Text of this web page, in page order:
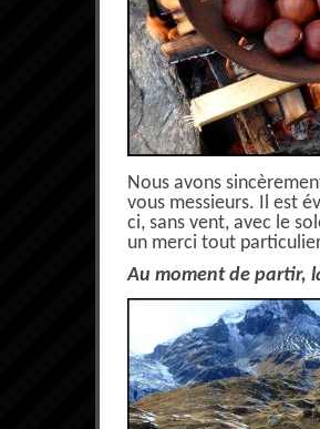
Nous avons
vous messieurs. Il est
ci, sans vent, avec le
un merci tout
Au moment de partir,